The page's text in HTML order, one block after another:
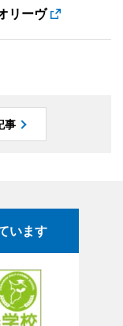
リーヴ
事
います